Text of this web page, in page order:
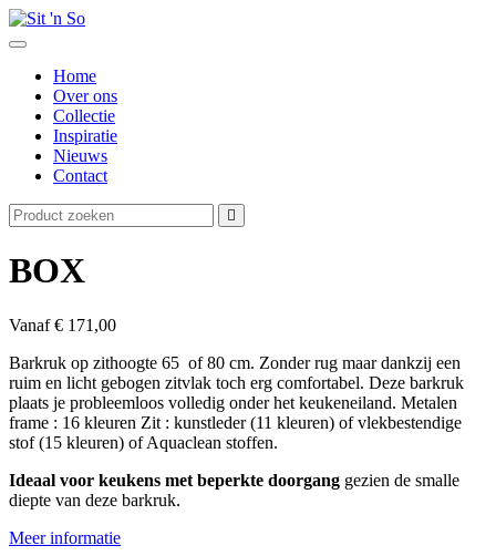
Home
Over ons
Collectie
Inspiratie
Nieuws
Contact
BOX
Vanaf€ 171,00
Barkruk op zithoogte 65 of 80 cm. Zonder rug maar dankzij een
ruim en licht gebogen zitvlak toch erg comfortabel. Deze barkruk
plaats je probleemloos volledig onder het keukeneiland. Metalen
frame : 16 kleuren Zit : kunstleder (11 kleuren) of vlekbestendige
stof (15 kleuren) of Aquaclean stoffen.
Ideaal voor keukens met beperkte doorgang gezien de smalle
diepte van deze barkruk.
Meer informatie